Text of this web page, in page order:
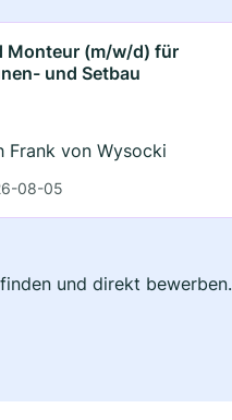
Monteur (m/w/d) für
und Setbau
Frank von Wysocki
08-05
und direkt bewerben.